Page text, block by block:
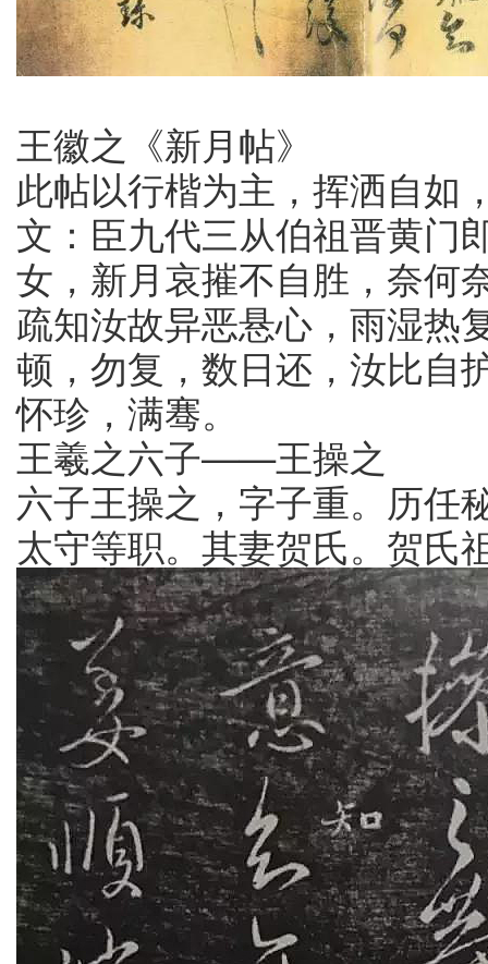
王徽之《新月帖》
此帖以行楷为主，挥洒自如
文：臣九代三从伯祖晋黄门
女，新月哀摧不自胜，奈何
疏知汝故异恶悬心，雨湿热
顿，勿复，数日还，汝比自
怀珍，满骞。
王羲之六子——王操之
六子王操之，字子重。历任
太守等职。其妻贺氏。贺氏